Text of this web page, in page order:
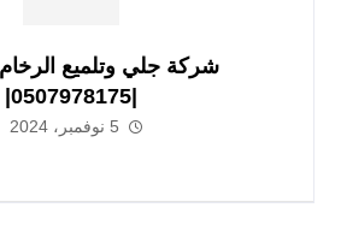
شركة جلي وتلميع
5 نوفمبر، 2024